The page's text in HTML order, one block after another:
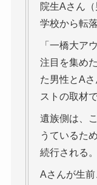
院生Aさん
学校から転
「一橋大ア
注目を集め
た男性とA
ストの取材
遺族側は、
うているた
続行される。
Aさんが生